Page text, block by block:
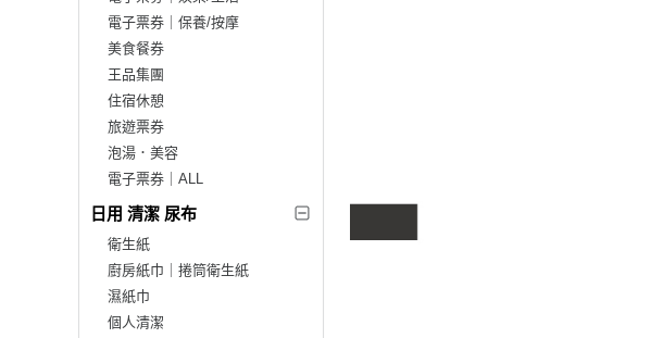
電子票券｜保養/按摩
美食餐券
王品集團
住宿休憩
旅遊票券
泡湯．美容
電子票券｜ALL
日用 清潔 尿布
衛生紙
廚房紙巾｜捲筒衛生紙
濕紙巾
個人清潔